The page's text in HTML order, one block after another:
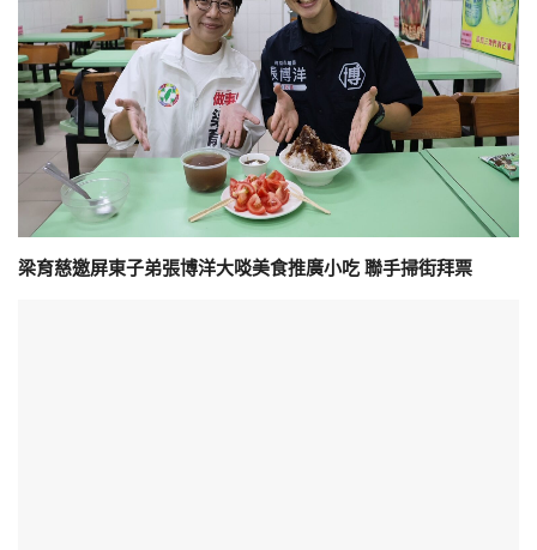
梁育慈邀屏東子弟張博洋大啖美食推廣小吃 聯手掃街拜票